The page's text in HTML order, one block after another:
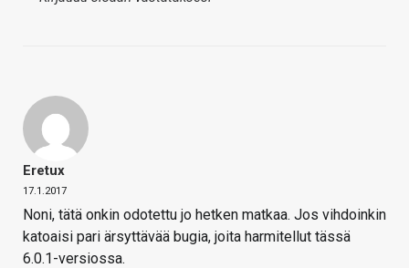
Eretux
17.1.2017
Noni, tätä onkin odotettu jo hetken matkaa. Jos vihdoinkin
katoaisi pari ärsyttävää bugia, joita harmitellut tässä
6.0.1-versiossa.